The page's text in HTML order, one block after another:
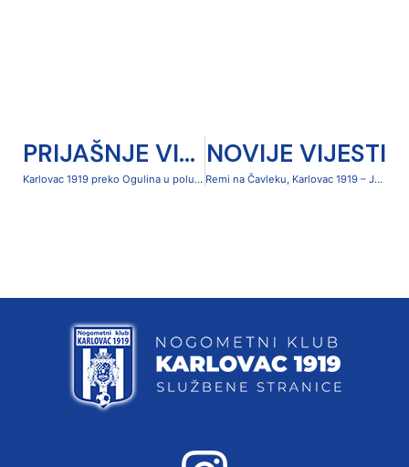
PRIJAŠNJE VIJESTI
Karlovac 1919 preko Ogulina u polufinalu županijskog Kupa
NOVIJE VIJESTI
Remi na Čavleku, Karlovac 1919 – Jadran Poreč 2-2 (0-0)